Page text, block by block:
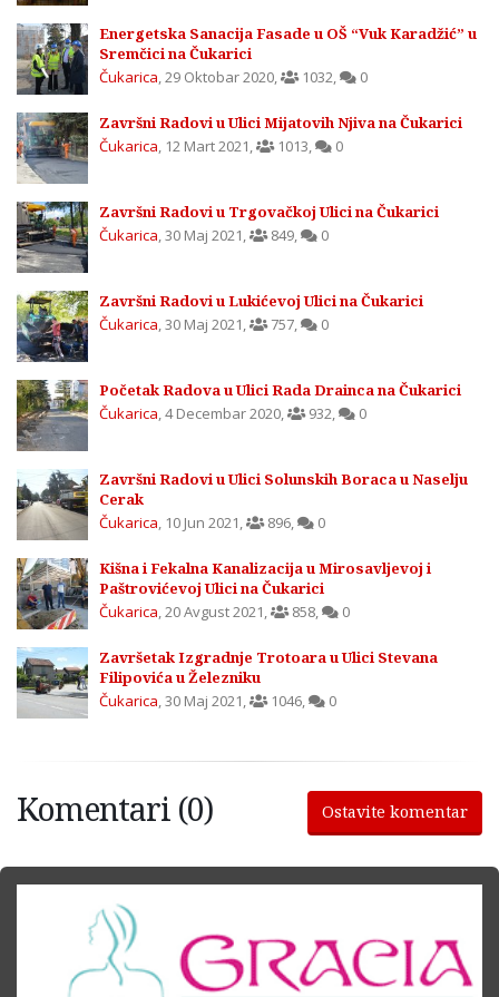
Energetska Sanacija Fasade u OŠ “Vuk Karadžić” u
Sremčici na Čukarici
Čukarica,29 Oktobar 2020, 1032, 0
Završni Radovi u Ulici Mijatovih Njiva na Čukarici
Čukarica, 12 Mart 2021, 1013, 0
Završni Radovi u Trgovačkoj Ulici na Čukarici
Čukarica,30 Maj 2021, 849, 0
Završni Radovi u Lukićevoj Ulici na Čukarici
Čukarica,30 Maj 2021, 757, 0
Početak Radova u Ulici Rada Drainca na Čukarici
Čukarica,4 Decembar 2020, 932, 0
Završni Radovi u Ulici Solunskih Boraca u Naselju
Cerak
Čukarica, 10 Jun 2021, 896, 0
Kišna i Fekalna Kanalizacija u Mirosavljevoj i
Paštrovićevoj Ulici na Čukarici
Čukarica,20 Avgust 2021, 858, 0
Završetak Izgradnje Trotoara u Ulici Stevana
Filipovića u Železniku
Čukarica,30 Maj 2021, 1046, 0
Komentari (0) Ostavite komentar